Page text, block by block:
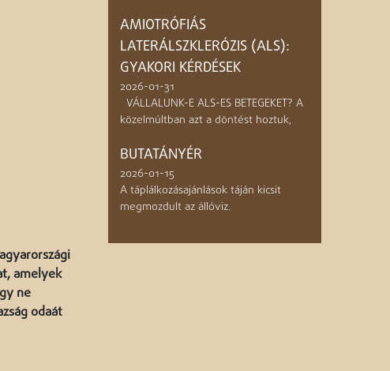
amelyek
ne
odaát
AMIOTRÓFIÁS
LATERÁLSZKLERÓZIS (ALS):
GYAKORI KÉRDÉSEK
2026-01-31
VÁLLALUNK-E ALS-ES BETEGEKET? A
közelmúltban azt a döntést hoztuk,
BUTATÁNYÉR
2026-01-15
A táplálkozásajánlások táján kicsit
megmozdult az állóviz.